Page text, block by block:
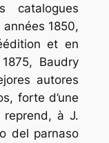
catalogues
1850,
et en
Baudry
autores
forte d’une
à J.
del parnaso